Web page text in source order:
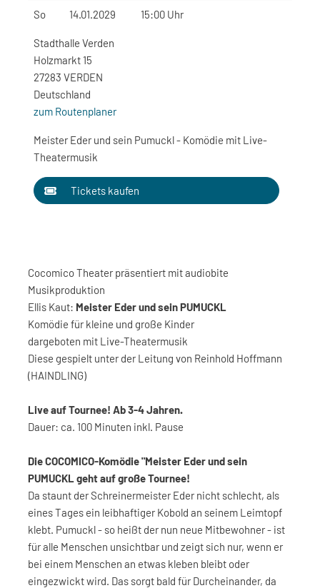
So 14.01.2029 15:00 Uhr
Stadthalle Verden
Holzmarkt 15
27283 VERDEN
Deutschland
zum Routenplaner
Meister Eder und sein Pumuckl - Komödie mit Live-
Theatermusik
Tickets kaufen
Cocomico Theater präsentiert mit audiobite
Musikproduktion
Ellis Kaut: Meister Eder und sein PUMUCKL
Komödie für kleine und große Kinder
dargeboten mit Live-Theatermusik
Diese gespielt unter der Leitung von Reinhold Hoffmann
(HAINDLING)
Live auf Tournee! Ab 3-4 Jahren.
Dauer: ca. 100 Minuten inkl. Pause
Die COCOMICO-Komödie "Meister Eder und sein
PUMUCKL geht auf große Tournee!
Da staunt der Schreinermeister Eder nicht schlecht, als
eines Tages ein leibhaftiger Kobold an seinem Leimtopf
klebt. Pumuckl - so heißt der nun neue Mitbewohner - ist
für alle Menschen unsichtbar und zeigt sich nur, wenn er
bei einem Menschen an etwas kleben bleibt oder
eingezwickt wird. Das sorgt bald für Durcheinander, da